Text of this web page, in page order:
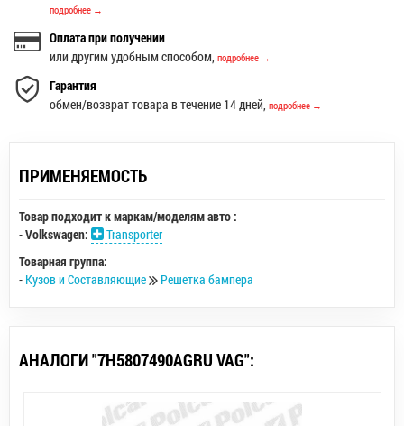
подробнее →
Оплата при получении
или другим удобным способом, подробнее →
Гарантия
обмен/возврат товара в течение 14 дней, подробнее →
ПРИМЕНЯЕМОСТЬ
Товар подходит к маркам/моделям авто :
-Volkswagen:
Transporter
Товарная группа:
- Кузов и Составляющие Решетка бампера
АНАЛОГИ "7H5807490AGRU VAG":